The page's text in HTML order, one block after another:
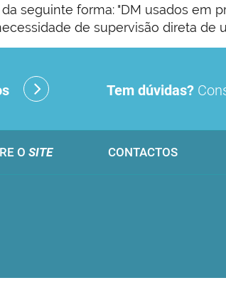
seguinte forma: "DM usados em
de supervisão direta de
Tem dúvidas?
O SITE CONTACTOS